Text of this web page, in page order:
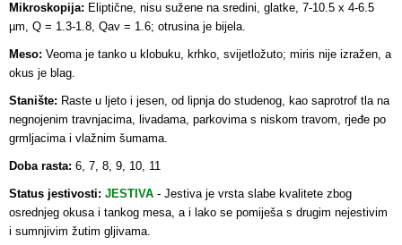
Mikroskopija: Eliptične, nisu sužene na sredini, glatke, 7-10.5 x 4-6.5
µm, Q = 1.3-1.8, Qav = 1.6; otrusina je bijela.
Meso: Veoma je tanko u klobuku, krhko, svijetložuto; miris nije izražen, a
okus je blag.
Stanište: Raste u ljeto i jesen, od lipnja do studenog, kao saprotrof tla na
negnojenim travnjacima, livadama, parkovima s niskom travom, rjeđe po
grmljacima i vlažnim šumama.
Doba rasta: 6, 7, 8, 9, 10, 11
Status jestivosti: JESTIVA - Jestiva je vrsta slabe kvalitete zbog
osrednjeg okusa i tankog mesa, a i lako se pomiješa s drugim nejestivim
i sumnjivim žutim gljivama.